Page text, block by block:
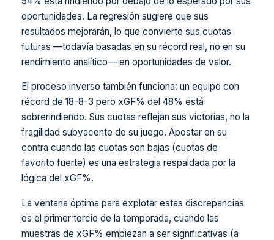
oportunidades. La regresión sugiere que sus
resultados mejorarán, lo que convierte sus cuotas
futuras —todavía basadas en su récord real, no en su
rendimiento analítico— en oportunidades de valor.
El proceso inverso también funciona: un equipo con
récord de 18-8-3 pero xGF% del 48% está
sobrerindiendo. Sus cuotas reflejan sus victorias, no la
fragilidad subyacente de su juego. Apostar en su
contra cuando las cuotas son bajas (cuotas de
favorito fuerte) es una estrategia respaldada por la
lógica del xGF%.
La ventana óptima para explotar estas discrepancias
es el primer tercio de la temporada, cuando las
muestras de xGF% empiezan a ser significativas (a